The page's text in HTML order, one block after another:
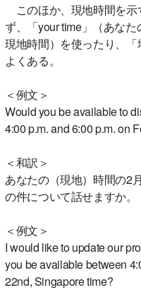
このほか、現地時間を示
ず、「your time」（あな
現地時間）を使ったり、
よくある。
＜例文＞
Would you be available to
4:00 p.m. and 6:00 p.m. on
＜和訳＞
あなたの（現地）時間の2
の件について話せますか。
＜例文＞
I would like to update our
you be available between
22nd, Singapore time?